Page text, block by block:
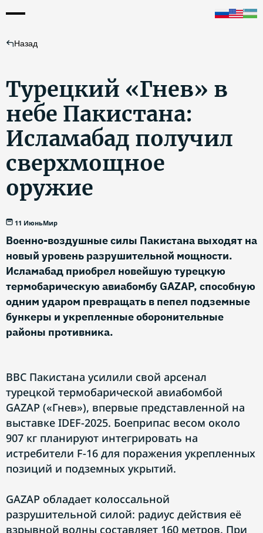
Назад
Турецкий «Гнев» в
небе Пакистана:
Исламабад получил
сверхмощное
оружие
11 ИюньМир
Военно-воздушные силы Пакистана выходят на
новый уровень разрушительной мощности.
Исламабад приобрел новейшую турецкую
термобарическую авиабомбу GAZAP, способную
одним ударом превращать в пепел подземные
бункеры и укрепленные оборонительные
районы противника.
ВВС Пакистана усилили свой арсенал
турецкой термобарической авиабомбой
GAZAP («Гнев»), впервые представленной на
выставке IDEF-2025. Боеприпас весом около
907 кг планируют интегрировать на
истребители F-16 для поражения укрепленных
позиций и подземных укрытий.
GAZAP обладает колоссальной
разрушительной силой: радиус действия её
взрывной волны составляет 160 метров. При